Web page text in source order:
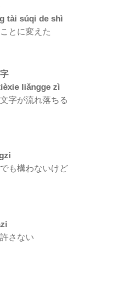
tài súqi de shì
とに変えた
liǎngge zì
字が流れ落ちる
も構わないけど
さない